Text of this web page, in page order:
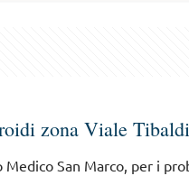
zona Viale
San Marco, per i